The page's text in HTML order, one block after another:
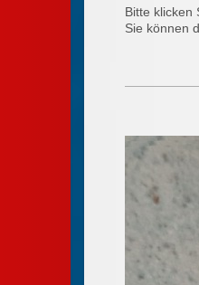
Bitte klicken
Sie können